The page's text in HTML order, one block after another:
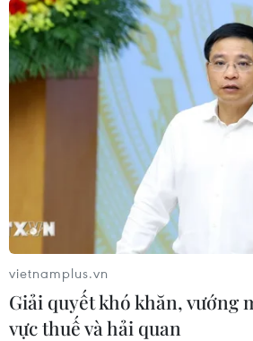
trả giá cho những lợi ích
Phát biểu này được đưa ra
trào Hezbollah bác thỏa
do Mỹ làm trung gian giữa
Những phát biểu công khai
đạo Liban và Iran phản ánh
trong quan hệ giữa Beirut và
cho thấy những bất đồng
quan đến vai trò của
chính trị và an ninh của Liban
xung đột với Israel./.
vietnamplus.vn
Giải quyết khó khăn, vướng
vực thuế và hải quan